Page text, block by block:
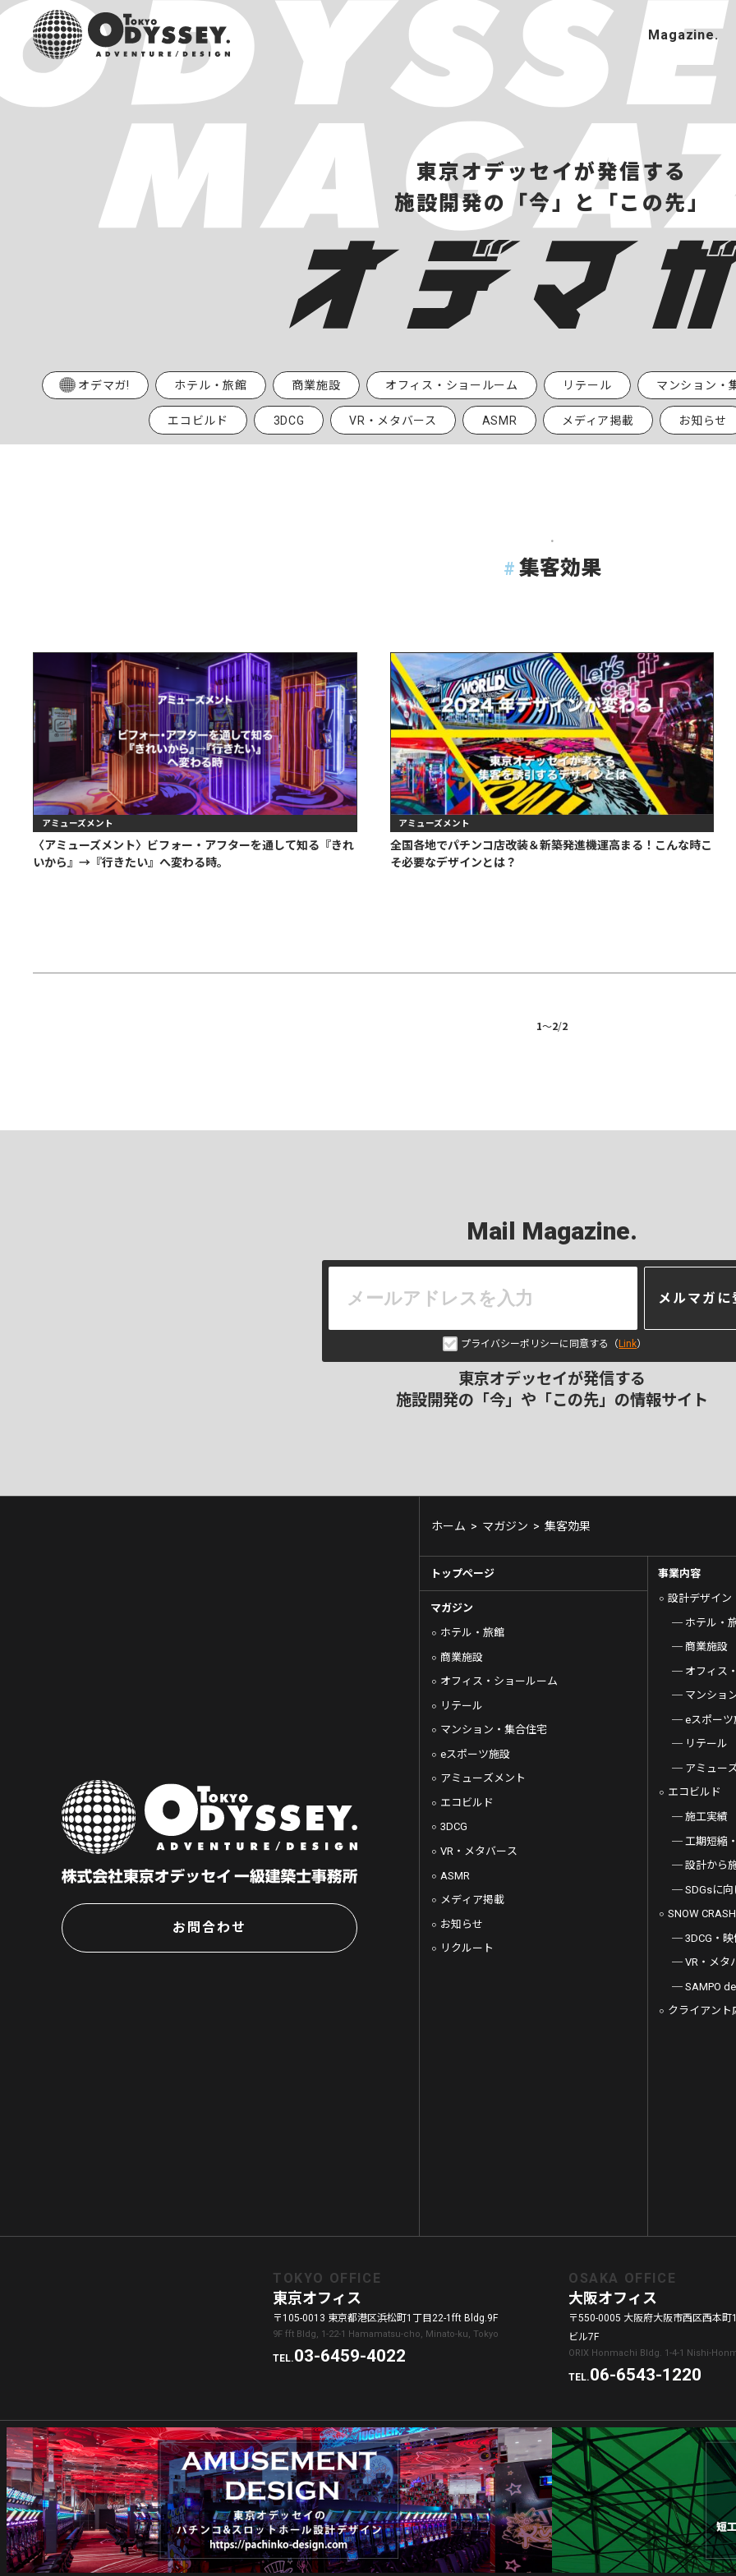
東京オデッセイが発信する
施設開発の「今」と「この先」
オデマガ! ホテル・旅館 商業施設 オフィス・ショールーム リテール マンション・
エコビルド 3DCG VR・メタバース ASMR メディア掲載 お知らせ
.
集客効果
アミューズメント
〈アミューズメント〉ビフォー・アフターを通して知る『きれ
いから』→『行きたい』へ変わる時。
アミューズメント
全国各地でパチンコ店改装＆新築発進機運高まる！こんな時こ
そ必要なデザインとは？
1〜2/2
Mail Magazine.
メルマガに
プライバシーポリシーに同意する（ Link）
東京オデッセイが発信する
施設開発の「今」や「この先」の情報サイト
お問合わせ
ホーム > マガジン > 集客効果
トップページ
マガジン
ホテル・旅館
商業施設
オフィス・ショールーム
リテール
マンション・集合住宅
eスポーツ施設
アミューズメント
エコビルド
3DCG
VR・メタバース
ASMR
メディア掲載
お知らせ
リクルート
事業内容
設計デザイン
ホテル・
商業施設
オフィス
マンショ
eスポーツ
リテール
アミュー
エコビルド
施工実績
工期短縮
設計から
SDGsに
SNOW
3DCG・映
VR・メタ
SAMPO
クライアント
TOKYO OFFICE
東京オフィス
〒105-0013 東京都港区浜松町1丁目22-1fft Bldg.9F
9F fft Bldg, 1-22-1 Hamamatsu-cho, Minato-ku, Tokyo
TEL.03-6459-4022
OSAKA OFFICE
大阪オフィス
〒550-0005 大阪府大阪市西区西本町
ビル7F
ORIX Honmachi Bldg. 1-4-1 Nishi-
TEL.06-6543-1220